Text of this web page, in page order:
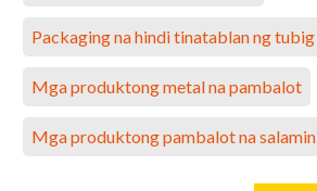
Packaging na hindi tinatablan ng tubig
Mga produktong metal na pambalot
Mga produktong pambalot na salamin